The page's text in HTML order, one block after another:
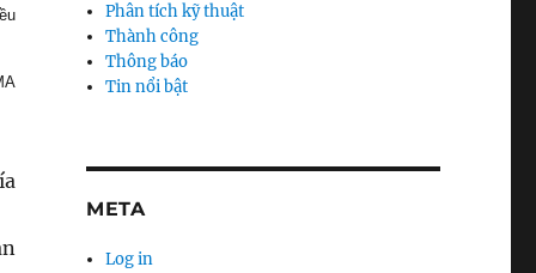
Phân tích kỹ thuật
Thành công
Thông báo
Tin nổi bật
META
Log in